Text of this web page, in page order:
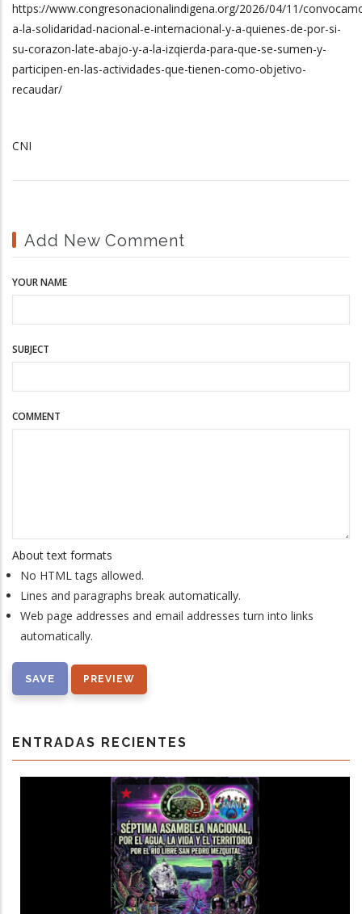
https://www.congresonacionalindigena.org/2026/04/11/
a-la-solidaridad-nacional-e-internacional-y-a-quienes-de-por-si-
su-corazon-late-abajo-y-a-la-izqierda-para-que-se-sumen-y-
participen-en-las-actividades-que-tienen-como-objetivo-
recaudar/
CNI
Add New Comment
YOUR NAME
SUBJECT
COMMENT
About text formats
No HTML tags allowed.
Lines and paragraphs break automatically.
Web page addresses and email addresses turn into links
automatically.
ENTRADAS RECIENTES